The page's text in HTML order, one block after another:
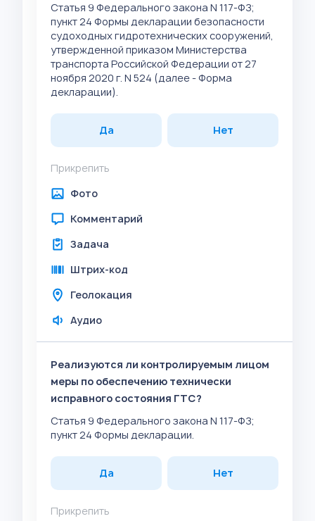
Статья 9 Федерального закона N 117-ФЗ;
пункт 24 Формы декларации безопасности
судоходных гидротехнических сооружений,
утвержденной приказом Министерства
транспорта Российской Федерации от 27
ноября 2020 г. N 524 (далее - Форма
декларации).
Да Нет
Прикрепить
Фото
Комментарий
Задача
Штрих-код
Геолокация
Аудио
Реализуются ли контролируемым лицом
меры по обеспечению технически
исправного состояния ГТС?
Статья 9 Федерального закона N 117-ФЗ;
пункт 24 Формы декларации.
Да Нет
Прикрепить